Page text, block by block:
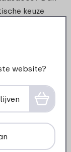
keuze
en een
kaasstolpen
het
Alle
de kaas
presentatie.
website?